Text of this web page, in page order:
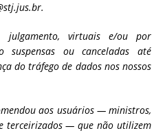
julgamento, virtuais e/ou por
suspensas ou canceladas até
do tráfego de dados nos nossos
aos usuários — ministros,
terceirizados — que não utilizem